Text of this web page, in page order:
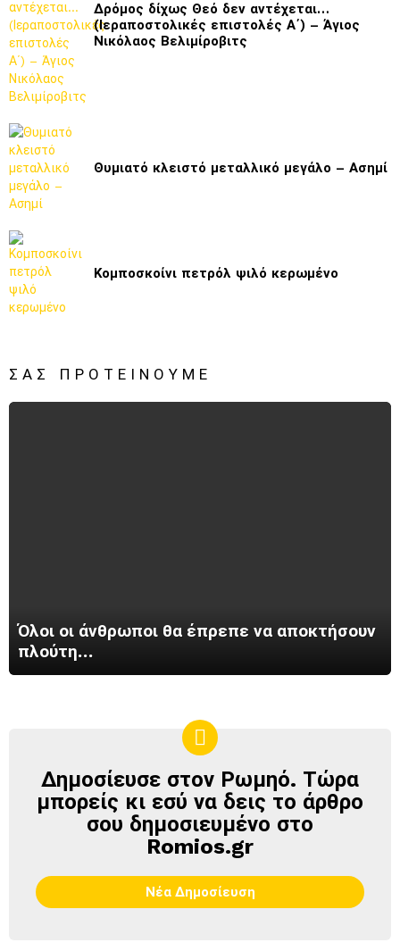
Δρόμος δίχως Θεό δεν αντέχεται…
(Ιεραποστολικές επιστολές Α΄) – Άγιος
Νικόλαος Βελιμίροβιτς
Θυμιατό κλειστό μεταλλικό μεγάλο – Ασημί
Κομποσκοίνι πετρόλ ψιλό κερωμένο
ΣΑΣ ΠΡΟΤΕΊΝΟΥΜΕ
Όλοι οι άνθρωποι θα έπρεπε να αποκτήσουν
πλούτη…
ΔΗΜΟΣΊΕΥΣΕ
ΣΤΟΝ
ΡΩΜΗΌ
Δημοσίευσε στον Ρωμηό. Τώρα
μπορείς κι εσύ να δεις το άρθρο
σου δημοσιευμένο στο
Romios.gr
Νέα Δημοσίευση